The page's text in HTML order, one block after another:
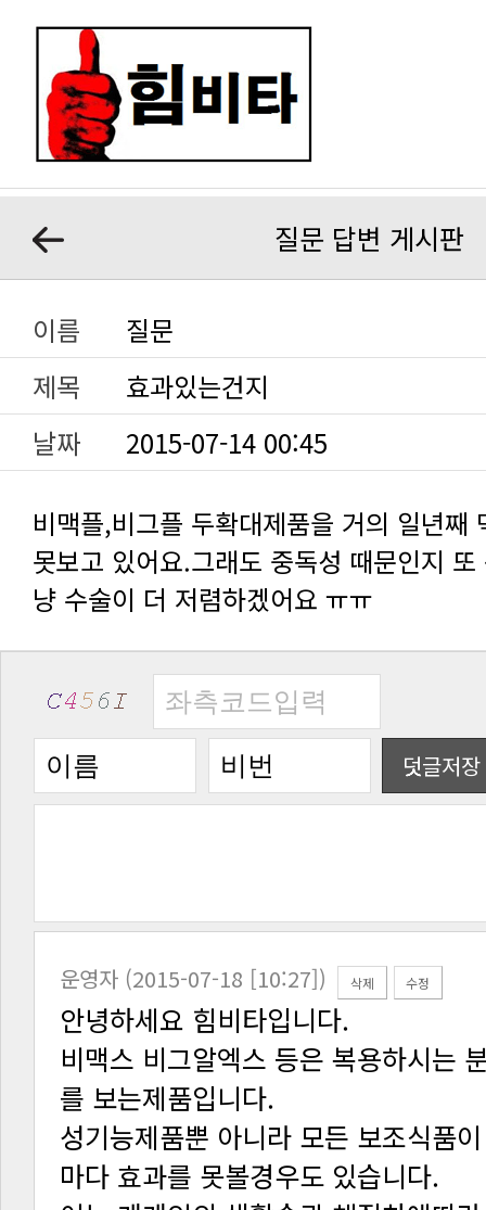
질문 답변 게시판
이름
질문
제목
효과있는건지
날짜
2015-07-14 00:45
냥 수술이 더 저렴하겠어요 ㅠㅠ
덧글저장
운영자 (2015-07-18 [10:27]) 삭제 수정
안녕하세요 힘비타입니다.
를 보는제품입니다.
마다 효과를 못볼경우도 있습니다.